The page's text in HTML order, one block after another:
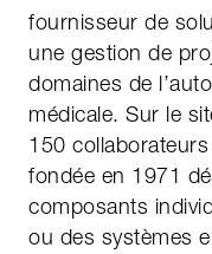
fournisseur de
une gestion de
domaines de
médicale. Sur le
150
fondée en 1971
composants
ou des systèmes